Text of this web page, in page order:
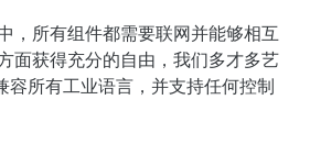
，所有组件都需要联网并能够相互
面获得充分的自由，我们多才多艺
容所有工业语言，并支持任何控制